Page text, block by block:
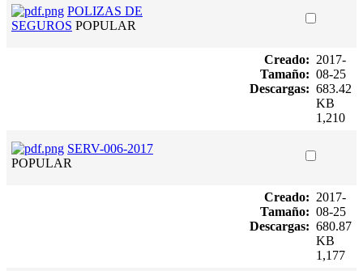
POLIZAS DE
SEGUROS POPULAR
Creado:
Tamaño:
Descargas:
2017-
08-25
683.42
KB
1,210
SERV-006-2017
POPULAR
Creado:
Tamaño:
Descargas:
2017-
08-25
680.87
KB
1,177